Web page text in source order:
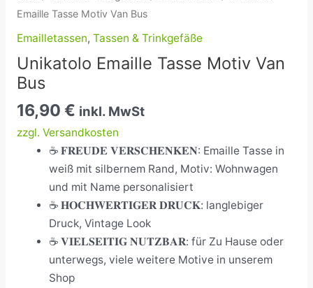
Emaille Tasse Motiv Van Bus
Emailletassen, Tassen & Trinkgefäße
Unikatolo Emaille Tasse Motiv Van
Bus
16,90 € inkl. MwSt
zzgl. Versandkosten
☕ 𝐅𝐑𝐄𝐔𝐃𝐄 𝐕𝐄𝐑𝐒𝐂𝐇𝐄𝐍𝐊𝐄𝐍: Emaille Tasse in
weiß mit silbernem Rand, Motiv: Wohnwagen
und mit Name personalisiert
☕ 𝐇𝐎𝐂𝐇𝐖𝐄𝐑𝐓𝐈𝐆𝐄𝐑 𝐃𝐑𝐔𝐂𝐊: langlebiger
Druck, Vintage Look
☕ 𝐕𝐈𝐄𝐋𝐒𝐄𝐈𝐓𝐈𝐆 𝐍𝐔𝐓𝐙𝐁𝐀𝐑: für Zu Hause oder
unterwegs, viele weitere Motive in unserem
Shop